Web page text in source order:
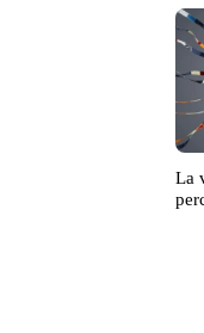
La